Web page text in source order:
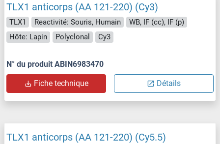
TLX1 anticorps (AA 121-220) (Cy3)
TLX1 Reactivité: Souris, Humain
WB, IF (cc), IF (p)
Hôte: Lapin
Polyclonal Cy3
N° du produit ABIN6983470
Fiche technique Détails
TLX1 anticorps (AA 121-220) (Cy5.5)